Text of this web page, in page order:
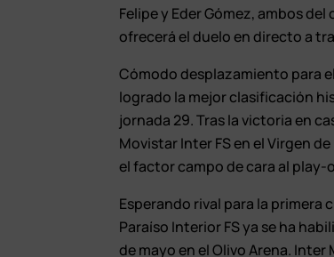
Felipe y Eder Gómez, ambos
ofrecerá el duelo en directo a
Cómodo desplazamiento para
logrado la mejor clasificación
jornada 29. Tras la victoria en
Movistar Inter FS en el Virgen
el factor campo de cara al
Esperando rival para la primera
Paraíso Interior FS ya se ha
de mayo en el Olivo Arena.